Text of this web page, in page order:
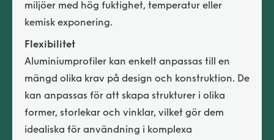
miljöer med hög fuktighet, temperatur eller
kemisk exponering.
Flexibilitet
Aluminiumprofiler kan enkelt anpassas till en
mängd olika krav på design och konstruktion. De
kan anpassas för att skapa strukturer i olika
former, storlekar och vinklar, vilket gör dem
idealiska för användning i komplexa